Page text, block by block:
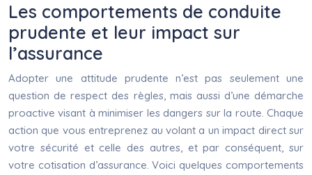
Les comportements de conduite
prudente et leur impact sur
l’assurance
Adopter une attitude prudente n’est pas seulement une
question de respect des règles, mais aussi d’une démarche
proactive visant à minimiser les dangers sur la route. Chaque
action que vous entreprenez au volant a un impact direct sur
votre sécurité et celle des autres, et par conséquent, sur
votre cotisation d’assurance. Voici quelques comportements